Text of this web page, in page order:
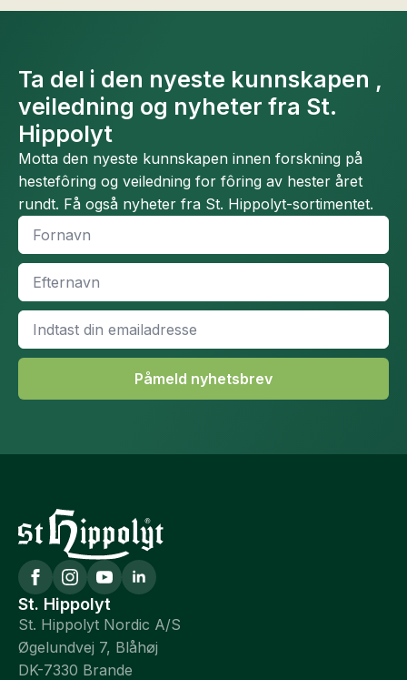
Ta del i den nyeste kunnskapen ,
veiledning og nyheter fra St.
Hippolyt
Motta den nyeste kunnskapen innen forskning på
hestefôring og veiledning for fôring av hester året
rundt. Få også nyheter fra St. Hippolyt-sortimentet.
Fornavn
Efternavn
Email
Påmeld nyhetsbrev
St. Hippolyt
St. Hippolyt Nordic A/S
Øgelundvej 7, Blåhøj
DK-7330 Brande